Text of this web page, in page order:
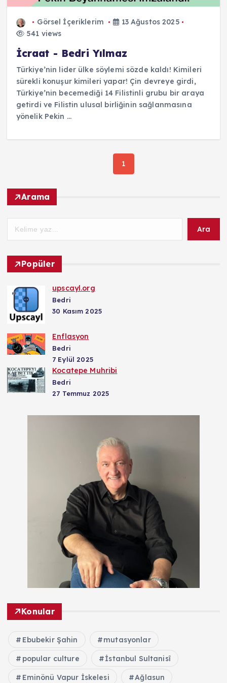
Görsel İçeriklerim
13 Ağustos 2025
541 views
İcraat - Bedri Yılmaz
Türkiye’nin lider ülke söylemi sözde kaldı! Kimileri
sürekli konuşur kimileri yapar! Çin devreye girdi,
Türkiye’nin becemediği 14 Filistinli grubu bir araya
getirdi ve Filistin ulusal birliğinin sağlanmasına
yönelik Pekin ...
1
Arama
Ara
Popüler
upscayl.org
Bedri
30 Kasım 2025
Enflasyon
Bedri
7 Eylül 2025
Kocatepe Muhribi
Bedri
27 Temmuz 2025
Konular
Ebubekir Şahin mutasyonlar
popular culture İstanbul Sultanisî
Eminönü Vapur İskelesi Ağlasun